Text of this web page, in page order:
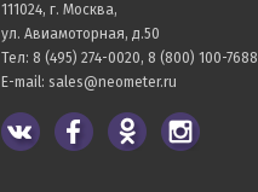
111024, г. Москва,
ул. Авиамоторная, д.50
Тел: 8 (495) 274-0020, 8 (800) 100-7688
E-mail: sales@neometer.ru